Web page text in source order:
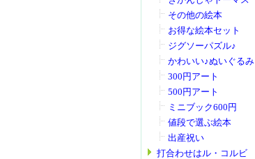
その他の絵本
お得な絵本セット
ジグソーパズル♪
かわいい♪ぬいぐるみ
300円アート
500円アート
ミニブック600円
値段で選ぶ絵本
出産祝い
打合わせはル・コルビ